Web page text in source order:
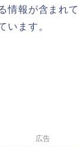
情報が含まれ
います。
広告